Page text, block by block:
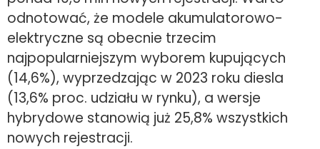
odnotować, że modele akumulatorowo-
elektryczne są obecnie trzecim
najpopularniejszym wyborem kupujących
(14,6%), wyprzedzając w 2023 roku diesla
(13,6% proc. udziału w rynku), a wersje
hybrydowe stanowią już 25,8% wszystkich
nowych rejestracji.